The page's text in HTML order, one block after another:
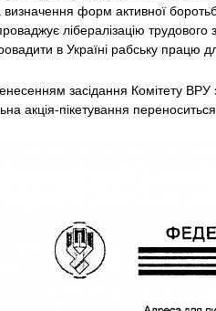
визначення форм активної
лібералізацію трудового
в Україні рабську працю
засідання Комітету ВРУ
акція-пікетування